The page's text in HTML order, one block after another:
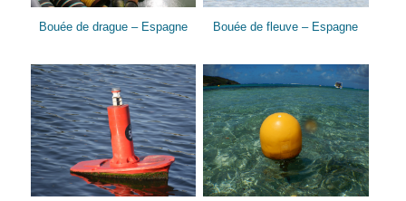
Bouée de drague – Espagne Bouée de fleuve – Espagne